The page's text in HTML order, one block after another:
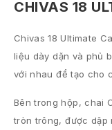
CHIVAS 18
Chivas 18 Ultimate
liệu dày dặn và phủ
với nhau để tạo cho
Bên trong hộp, chai
tròn trông, được dập